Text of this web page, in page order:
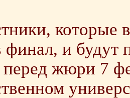
которые
финал, и будут
жюри 7